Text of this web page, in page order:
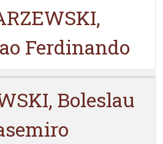
Ferdinando
Boleslau